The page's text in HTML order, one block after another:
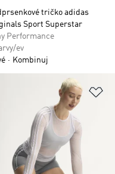
tričko adidas
Sport Superstar
Performance
ev
Kombinuj
seznamu přání